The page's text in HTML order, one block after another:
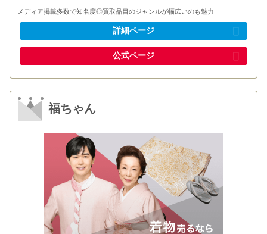
メディア掲載多数で知名度◎買取品目のジャンルが幅広いのも魅力
詳細ページ
公式ページ
福ちゃん